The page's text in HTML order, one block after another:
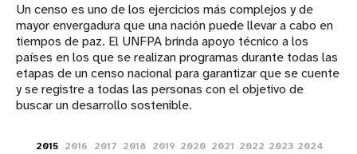
Un censo es uno de los ejercicios más complejos y de
mayor envergadura que una nación puede llevar a cabo en
tiempos de paz. El UNFPA brinda apoyo técnico a los
países en los que se realizan programas durante todas las
etapas de un censo nacional para garantizar que se cuente
y se registre a todas las personas con el objetivo de
buscar un desarrollo sostenible. ​
2015 2016 2017 2018 2019 2020 2021 2022 2023 2024